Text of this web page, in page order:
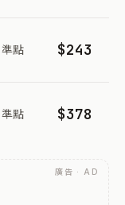
準點 $243
準點 $378
廣告 · AD